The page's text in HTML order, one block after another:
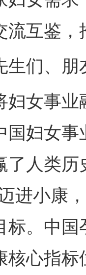
流互鉴
们、朋
女事业
国妇女
了人类
进小康
标。中
核心指